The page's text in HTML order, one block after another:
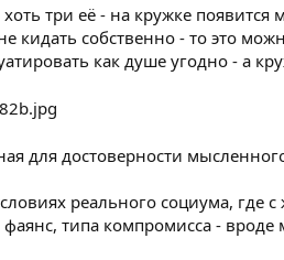
три её - на кружке появится
собственно - то это
как душе угодно - а
для достоверности
реального социума, где
типа компромисса - вроде